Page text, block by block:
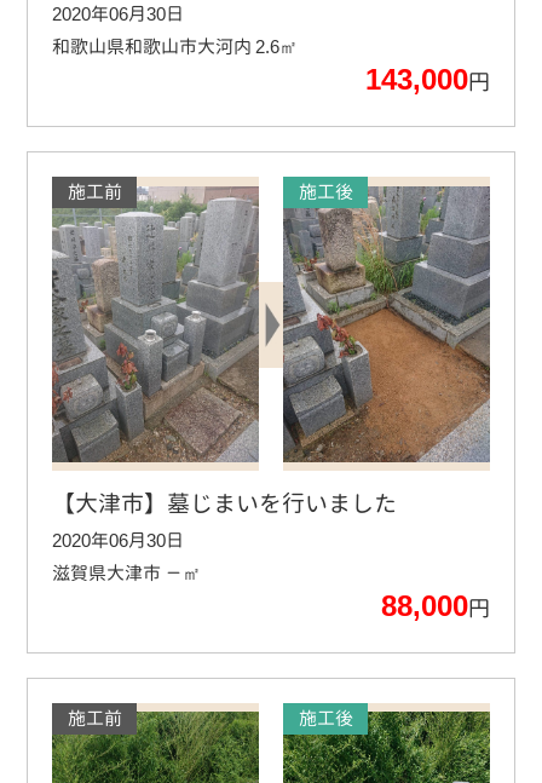
2020年06月30日
和歌山県和歌山市大河内 2.6㎡
143,000円
施工前 施工後
【大津市】墓じまいを行いました
2020年06月30日
滋賀県大津市 －㎡
88,000円
施工前 施工後